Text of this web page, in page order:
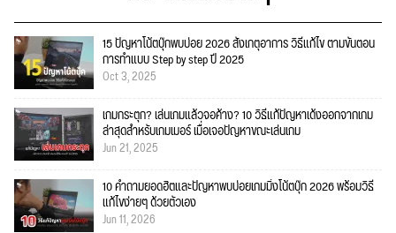
15 ปัญหาโน้ตบุ๊กพบบ่อย 2026 สังเกตุอาการ วิธีแก้ไข ตามขั้นตอน
การทำแบบ Step by step ปี 2025
Oct 3, 2025
เกมกระตุก? เล่นเกมแล้วจอค้าง? 10 วิธีแก้ปัญหาเด้งออกจากเกม
ล่าสุดสำหรับเกมเมอร์ เมื่อเจอปัญหาขณะเล่นเกม
Jun 21, 2025
10 คำถามยอดฮิตและปัญหาพบบ่อยเกมมิ่งโน้ตบุ๊ก 2026 พร้อมวิธี
แก้ไขง่ายๆ ด้วยตัวเอง
Jun 11, 2026